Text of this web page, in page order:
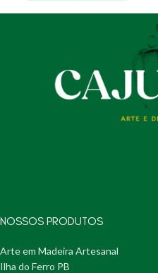
NOSSOS PRODUTOS
Arte em Madeira Artesanal
Ilha do Ferro PB